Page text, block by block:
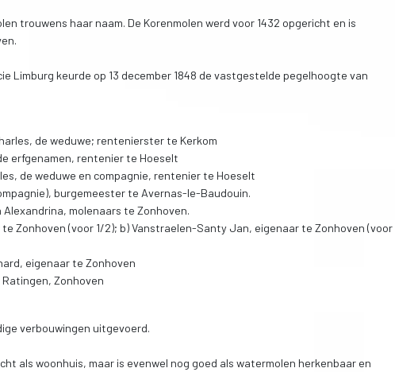
trouwens haar naam. De Korenmolen werd voor 1432 opgericht en is
Limburg keurde op 13 december 1848 de vastgestelde pegelhoogte van
de weduwe; rentenierster te Kerkom
erfgenamen, rentenier te Hoeselt
de weduwe en compagnie, rentenier te Hoeselt
burgemeester te Avernas-le-Baudouin.
molenaars te Zonhoven.
Zonhoven (voor 1/2); b) Vanstraelen-Santy Jan, eigenaar te Zonhoven (voor
eigenaar te Zonhoven
Zonhoven
verbouwingen uitgevoerd.
als woonhuis, maar is evenwel nog goed als watermolen herkenbaar en